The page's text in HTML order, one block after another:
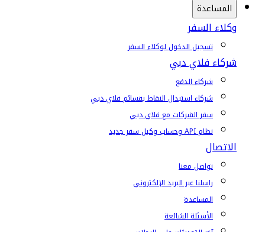
المساعدة
وكلاء السفر
تسجيل الدخول لوكلاء السفر
شركاء فلاي دبي
شركاء الدفع
شركاء استبدال النقاط بقسائم فلاي دبي
سفر الشركات مع فلاي دبي
نظام API وحساب وكيل سفر جديد
الاتصال
تواصل معنا
راسلنا عبر البريد الإلكتروني
المساعدة
الأسئلة الشائعة